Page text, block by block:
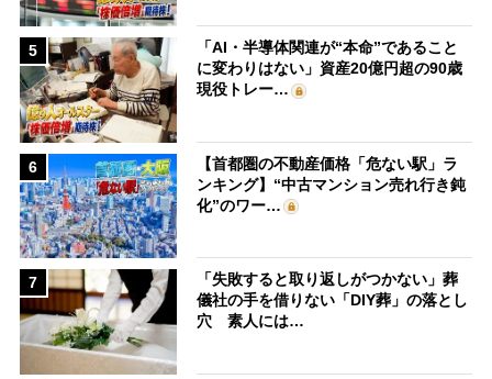
5
「AI・半導体関連が“本命”であること
に変わりはない」資産20億円超の90歳
現役トレー…
6
【首都圏の不動産価格「危ない駅」ラ
ンキング】“中古マンション売れ行き鈍
化”のワー…
7
「失敗すると取り返しがつかない」葬
儀社の手を借りない「DIY葬」の落とし
穴 素人には…